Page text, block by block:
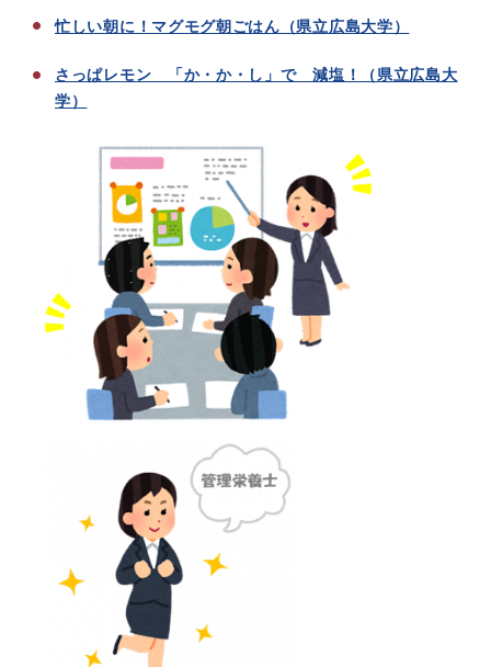
忙しい朝に！マグモグ朝ごはん（県立広島大学）
さっぱレモン 「か・か・し」で 減塩！（県立広島大
学）